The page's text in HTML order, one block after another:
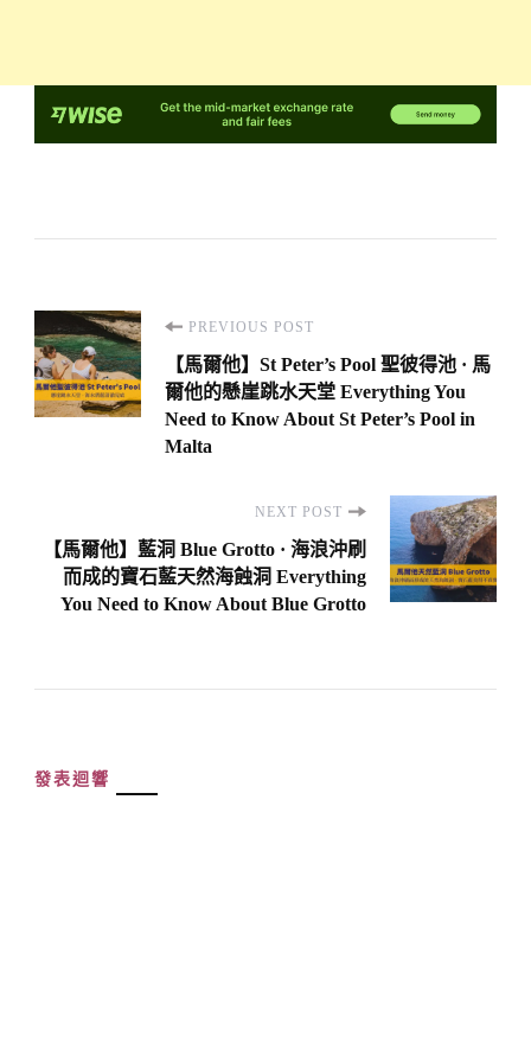
Post
Navigation
PREVIOUS POST
【馬爾他】St Peter’s Pool 聖彼得池 · 馬
爾他的懸崖跳水天堂 Everything You
Need to Know About St Peter’s Pool in
Malta
NEXT POST
【馬爾他】藍洞 Blue Grotto · 海浪沖刷
而成的寶石藍天然海蝕洞 Everything
You Need to Know About Blue Grotto
發表迴響